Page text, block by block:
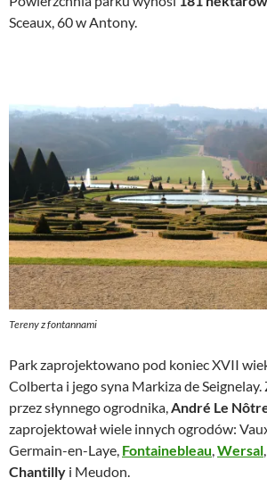
Sceaux, 60 w Antony.
Tereny z fontannami
Park zaprojektowano pod koniec XVII
Colberta i jego syna Markiza de
przez słynnego ogrodnika,André Le
zaprojektował wiele innych ogrodów:
Germain-en-Laye, Fontainebleau,Wersal
Chantilly i Meudon.